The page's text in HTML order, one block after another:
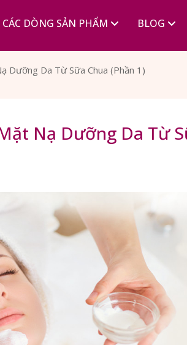
CÁC DÒNG SẢN PHẨM BLOG
Dưỡng Da Từ Sữa Chua (Phần 1)
Nạ Dưỡng Da Từ